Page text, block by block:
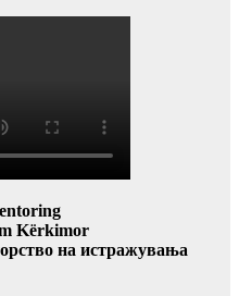
Kërkimor
на истражувања